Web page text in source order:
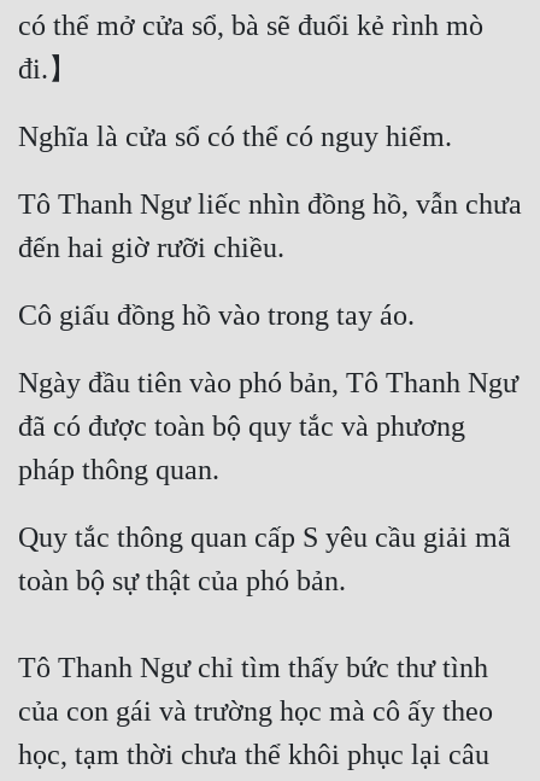
có thể mở cửa sổ, bà sẽ đuổi kẻ rình mò
đi.】
Nghĩa là cửa sổ có thể có nguy hiểm.
Tô Thanh Ngư liếc nhìn đồng hồ, vẫn chưa
đến hai giờ rưỡi chiều.
Cô giấu đồng hồ vào trong tay áo.
Ngày đầu tiên vào phó bản, Tô Thanh Ngư
đã có được toàn bộ quy tắc và phương
pháp thông quan.
Quy tắc thông quan cấp S yêu cầu giải mã
toàn bộ sự thật của phó bản.
Tô Thanh Ngư chỉ tìm thấy bức thư tình
của con gái và trường học mà cô ấy theo
học, tạm thời chưa thể khôi phục lại câu